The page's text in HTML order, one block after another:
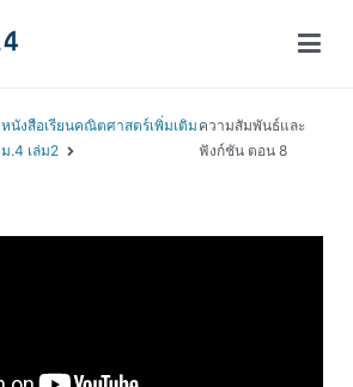
หนังสือเรียนคณิตศาสตร์เพิ่มเติม
ม.4 เล่ม2
ความสัมพันธ์และ
ฟังก์ชัน ตอน 8